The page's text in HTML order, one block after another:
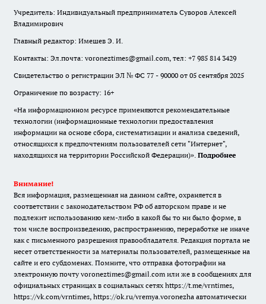
Учредитель: Индивидуальный предприниматель Суворов Алексей
Владимирович
Главный редактор: Имешев Э. И.
Контакты: Эл.почта: voroneztimes@gmail.com, тел: +7 985 814 3429
Свидетельство о регистрации ЭЛ № ФС 77 - 90000 от 05 сентября 2025
Ограничение по возрасту: 16+
«На информационном ресурсе применяются рекомендательные
технологии (информационные технологии предоставления
информации на основе сбора, систематизации и анализа сведений,
относящихся к предпочтениям пользователей сети "Интернет",
находящихся на территории Российской Федерации)». Подробнее
Внимание!
Вся информация, размещенная на данном сайте, охраняется в
соответствии с законодательством РФ об авторском праве и не
подлежит использованию кем-либо в какой бы то ни было форме, в
том числе воспроизведению, распространению, переработке не иначе
как с письменного разрешения правообладателя. Редакция портала не
несет ответственности за материалы пользователей, размещенные на
сайте и его субдоменах. Помните, что отправка фотографии на
электронную почту voroneztimes@gmail.com или же в сообщениях для
официальных страницах в социальных сетях https://t.me/vrntimes,
https://vk.com/vrntimes, https://ok.ru/vremya.voronezha автоматически